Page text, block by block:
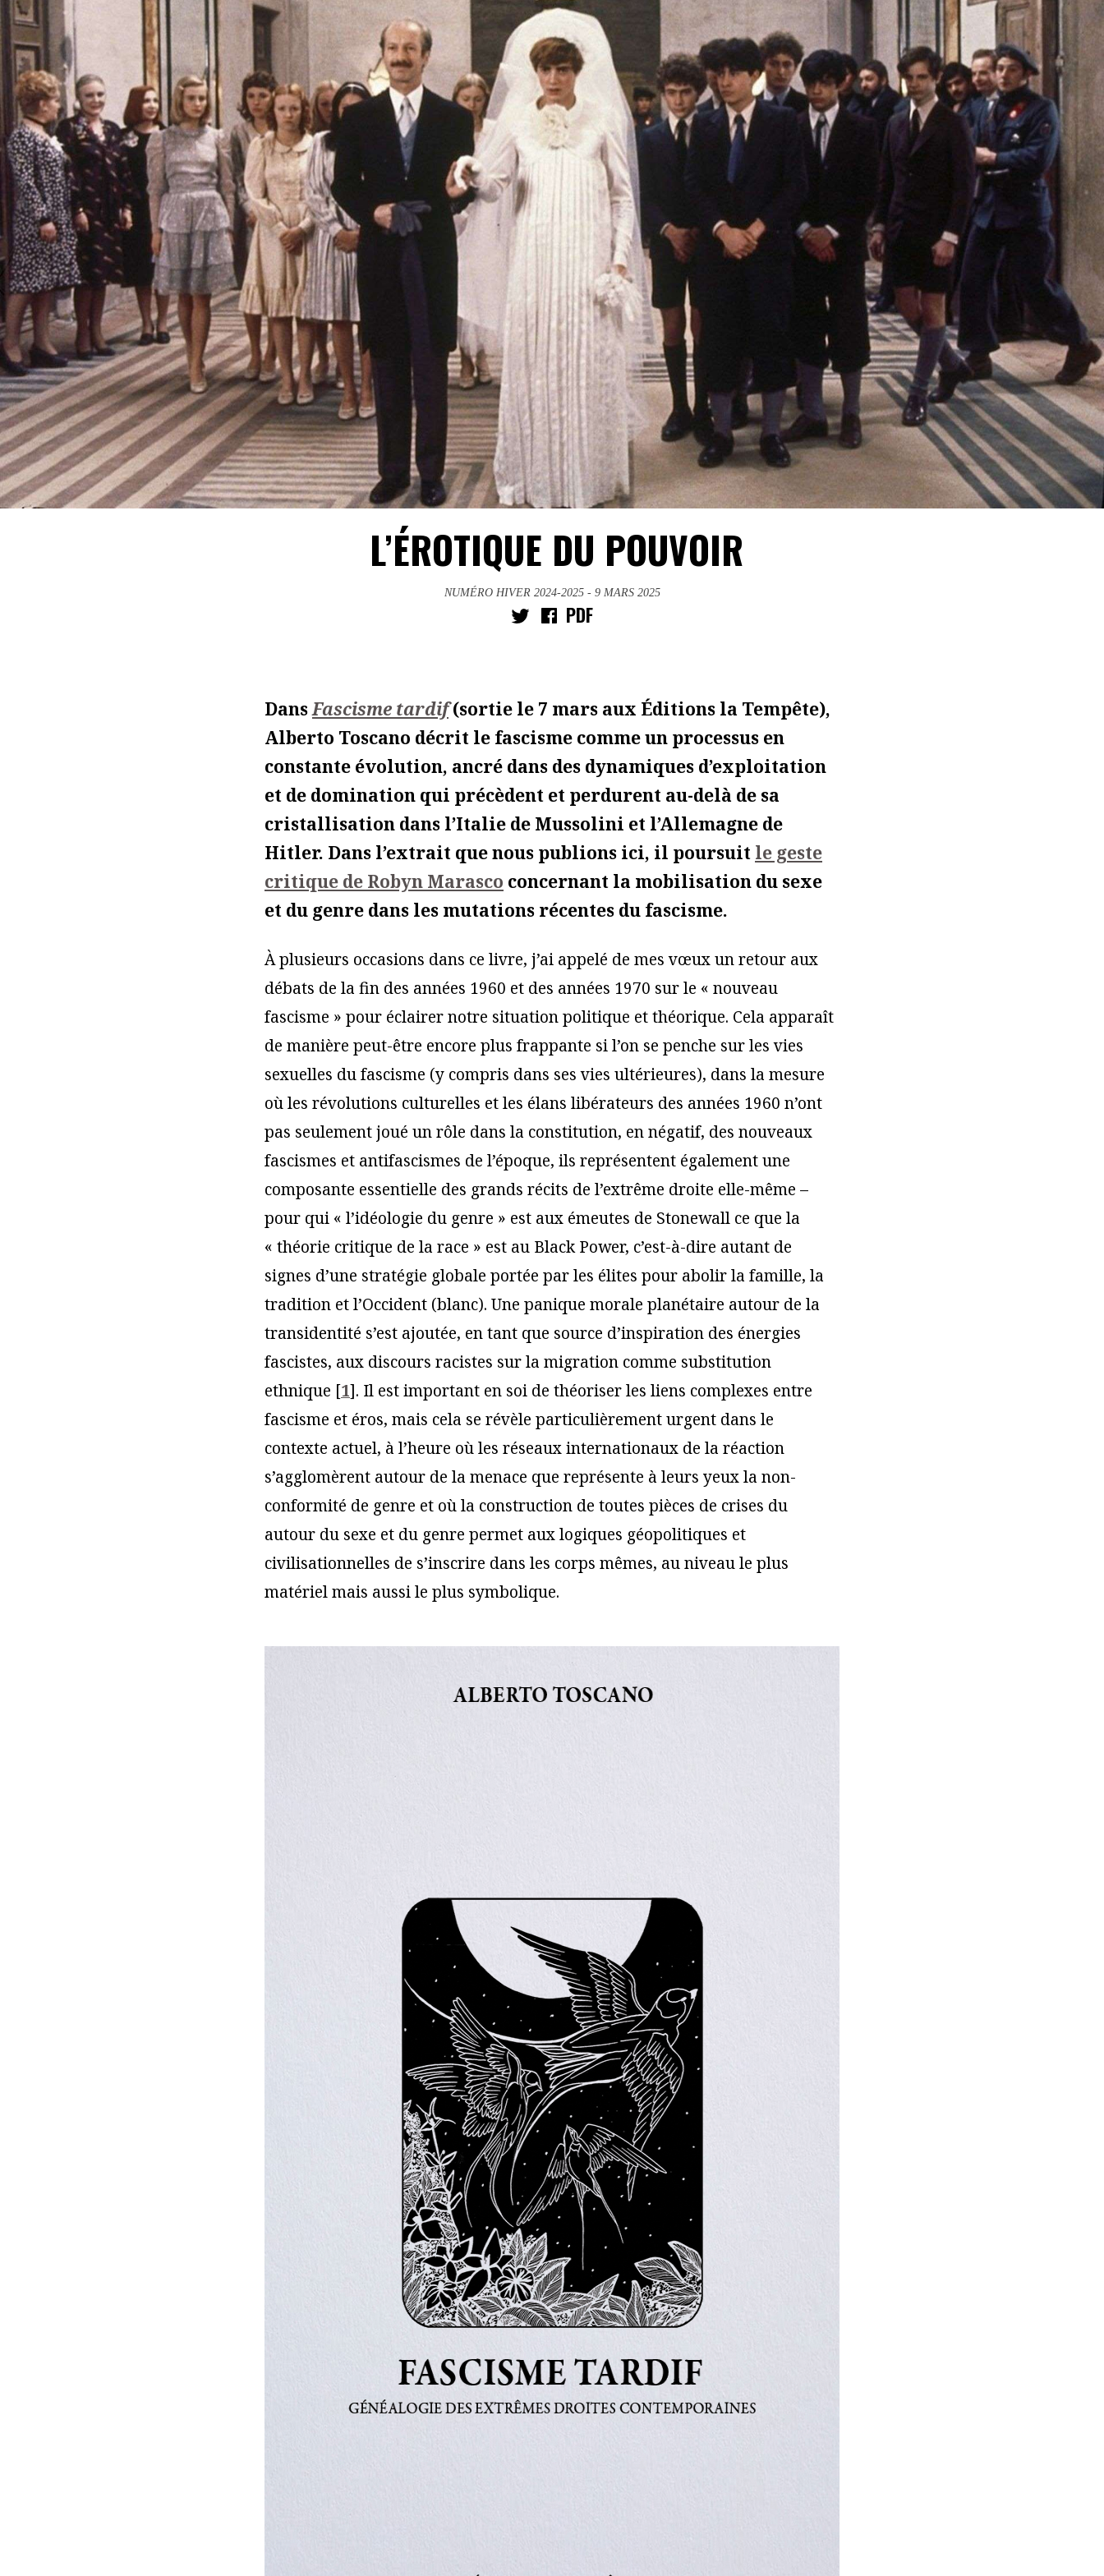
L’ÉROTIQUE DU POUVOIR
NUMÉRO HIVER 2024-2025 - 9 MARS 2025
PDF
DansFascisme tardif(sortie le 7 mars aux Éditions la Tempête),
Alberto Toscano décrit le fascisme comme un processus en
constante évolution, ancré dans des dynamiques d’exploitation
et de domination qui précèdent et perdurent au-delà de sa
cristallisation dans l’Italie de Mussolini et l’Allemagne de
Hitler. Dans l’extrait que nous publions ici, il poursuit le geste
critique de Robyn Marasco concernant la mobilisation du sexe
et du genre dans les mutations récentes du fascisme.
À plusieurs occasions dans ce livre, j’ai appelé de mes vœux un retour aux
débats de la fin des années 1960 et des années 1970 sur le « nouveau
fascisme » pour éclairer notre situation politique et théorique. Cela apparaît
de manière peut-être encore plus frappante si l’on se penche sur les vies
sexuelles du fascisme (y compris dans ses vies ultérieures), dans la mesure
où les révolutions culturelles et les élans libérateurs des années 1960 n’ont
pas seulement joué un rôle dans la constitution, en négatif, des nouveaux
fascismes et antifascismes de l’époque, ils représentent également une
composante essentielle des grands récits de l’extrême droite elle-même –
pour qui « l’idéologie du genre » est aux émeutes de Stonewall ce que la
« théorie critique de la race » est au Black Power, c’est-à-dire autant de
signes d’une stratégie globale portée par les élites pour abolir la famille, la
tradition et l’Occident (blanc). Une panique morale planétaire autour de la
transidentité s’est ajoutée, en tant que source d’inspiration des énergies
fascistes, aux discours racistes sur la migration comme substitution
ethnique [1]. Il est important en soi de théoriser les liens complexes entre
fascisme et éros, mais cela se révèle particulièrement urgent dans le
contexte actuel, à l’heure où les réseaux internationaux de la réaction
s’agglomèrent autour de la menace que représente à leurs yeux la non-
conformité de genre et où la construction de toutes pièces de crises du
autour du sexe et du genre permet aux logiques géopolitiques et
civilisationnelles de s’inscrire dans les corps mêmes, au niveau le plus
matériel mais aussi le plus symbolique.